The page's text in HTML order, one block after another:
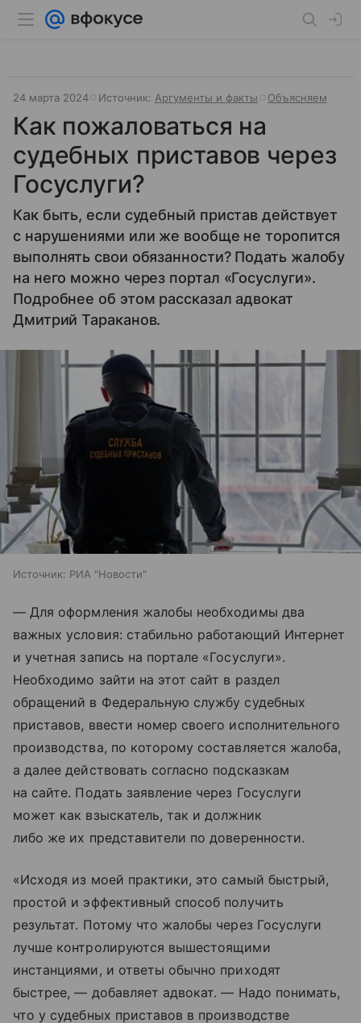
24 марта 2024 Источник: Аргументы и факты Объясняем
Как пожаловаться на
судебных приставов через
Госуслуги?
Как быть, если судебный пристав действует
с нарушениями или же вообще не торопится
выполнять свои обязанности? Подать жалобу
на него можно через портал «Госуслуги».
Подробнее об этом рассказал адвокат
Дмитрий Тараканов.
Источник: РИА "Новости"
— Для оформления жалобы необходимы два
важных условия: стабильно работающий Интернет
и учетная запись на портале «Госуслуги».
Необходимо зайти на этот сайт в раздел
обращений в Федеральную службу судебных
приставов, ввести номер своего исполнительного
производства, по которому составляется жалоба,
а далее действовать согласно подсказкам
на сайте. Подать заявление через Госуслуги
может как взыскатель, так и должник
либо же их представители по доверенности.
«Исходя из моей практики, это самый быстрый,
простой и эффективный способ получить
результат. Потому что жалобы через Госуслуги
лучше контролируются вышестоящими
инстанциями, и ответы обычно приходят
быстрее, — добавляет адвокат. — Надо понимать,
что у судебных приставов в производстве